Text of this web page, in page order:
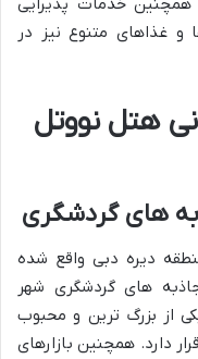
و غذاهای متنوع نیز در
هتل نووتل
های گردشگری
دیره دبی واقع شده
های گردشگری شهر
از بزرگ ترین و محبوب
دارد. همچنین بازارهای